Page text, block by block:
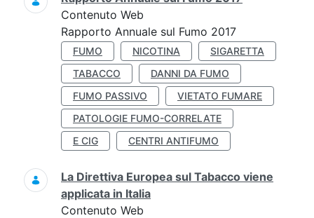
Contenuto Web
Rapporto Annuale sul Fumo 2017
FUMO NICOTINA
SIGARETTA
TABACCO
DANNI DA FUMO
FUMO PASSIVO
VIETATO FUMARE
PATOLOGIE FUMO-CORRELATE
E CIG
CENTRI ANTIFUMO
La Direttiva Europea sul Tabacco viene
applicata in Italia
Contenuto Web